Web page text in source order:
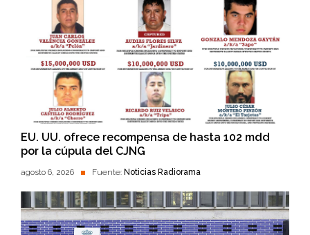
EU. UU. ofrece recompensa de hasta 102 mdd
por la cúpula del CJNG
agosto 6, 2026 Fuente: Noticias Radiorama